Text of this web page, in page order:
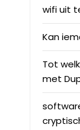
wifi uit
Kan
Tot
met